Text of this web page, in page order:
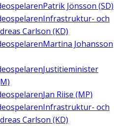
Patrik Jönsson (SD)
Infrastruktur- och
Carlson (KD)
Martina Johansson
Justitieminister
Jan Riise (MP)
Infrastruktur- och
Carlson (KD)